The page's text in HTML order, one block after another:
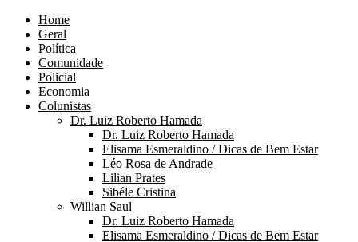
Home
Geral
Política
Comunidade
Policial
Economia
Colunistas
Dr. Luiz Roberto Hamada
Dr. Luiz Roberto Hamada
Elisama Esmeraldino / Dicas de Bem Estar
Léo Rosa de Andrade
Lilian Prates
Sibéle Cristina
Willian Saul
Dr. Luiz Roberto Hamada
Elisama Esmeraldino / Dicas de Bem Estar